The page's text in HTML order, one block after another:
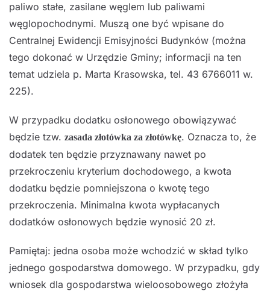
paliwo stałe, zasilane węglem lub paliwami
węglopochodnymi. Muszą one być wpisane do
Centralnej Ewidencji Emisyjności Budynków (można
tego dokonać w Urzędzie Gminy; informacji na ten
temat udziela p. Marta Krasowska, tel. 43 6766011 w.
225).
W przypadku dodatku osłonowego obowiązywać
będzie tzw. zasada złotówka za złotówkę. Oznacza to, że
dodatek ten będzie przyznawany nawet po
przekroczeniu kryterium dochodowego, a kwota
dodatku będzie pomniejszona o kwotę tego
przekroczenia. Minimalna kwota wypłacanych
dodatków osłonowych będzie wynosić 20 zł.
Pamiętaj: jedna osoba może wchodzić w skład tylko
jednego gospodarstwa domowego. W przypadku, gdy
wniosek dla gospodarstwa wieloosobowego złożyła